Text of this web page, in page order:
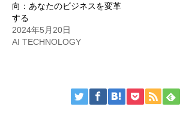
向：あなたのビジネスを変革
する
2024年5月20日
AI TECHNOLOGY